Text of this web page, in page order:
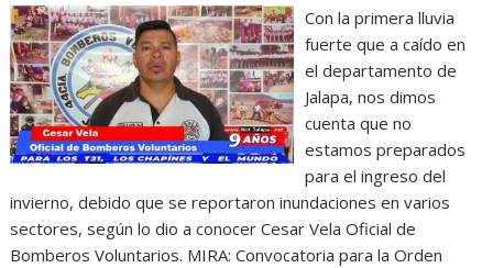
Con la primera lluvia
fuerte que a caído en
el departamento de
Jalapa, nos dimos
cuenta que no
estamos preparados
para el ingreso del
invierno, debido que se reportaron inundaciones en varios
sectores, según lo dio a conocer Cesar Vela Oficial de
Bomberos Voluntarios. MIRA: Convocatoria para la Orden